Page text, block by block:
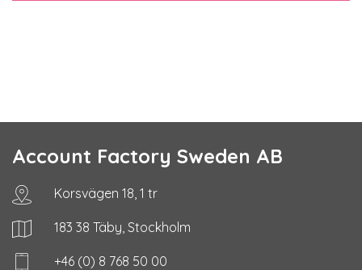
Account Factory Sweden AB
Korsvägen 18, 1 tr
183 38 Täby, Stockholm
+46 (0) 8 768 50 00